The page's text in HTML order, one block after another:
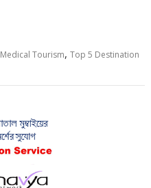
Medical Tourism,Top 5 Destination